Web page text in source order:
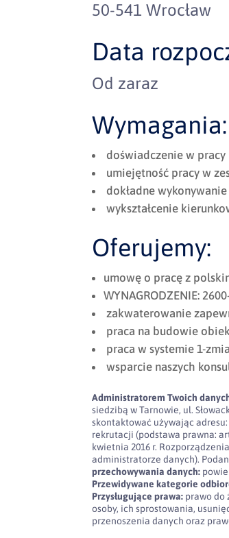
50-541 Wrocław
Data
Od zaraz
Wymagania:
doświadczenie w
umiejętność pracy w
dokładne
wykształcenie
Oferujemy:
umowę o pracę z
WYNAGRODZENIE:
zakwaterowanie
praca na budowie
praca w systemie 1-
wsparcie naszych
Administratorem Twoich
siedzibą w Tarnowie, ul.
skontaktować używając
rekrutacji (podstawa prawna:
kwietnia 2016 r.
administratorze danych).
przechowywania danych:
Przewidywane kategorie
Przysługujące prawa: prawo do
osoby, ich sprostowania,
przenoszenia danych oraz